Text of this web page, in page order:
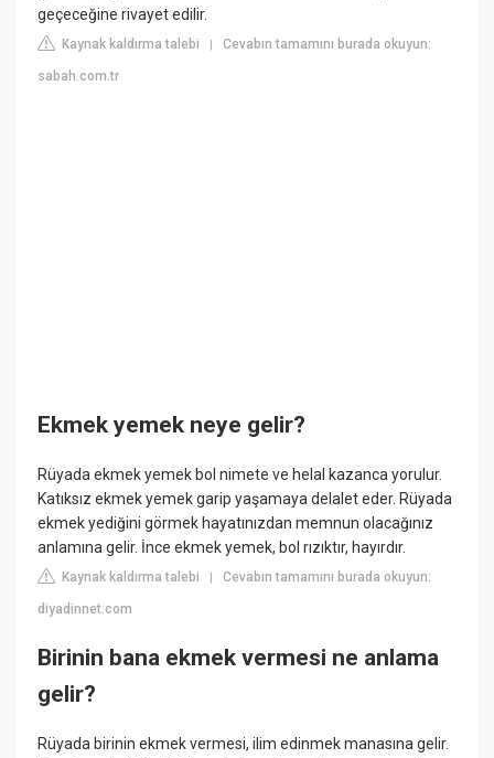
geçeceğine rivayet edilir.
Kaynak kaldırma talebi |Cevabın tamamını burada okuyun:
sabah.com.tr
Ekmek yemek neye gelir?
Rüyada ekmek yemek bol nimete ve helal kazanca yorulur.
Katıksız ekmek yemek garip yaşamaya delalet eder. Rüyada
ekmek yediğini görmek hayatınızdan memnun olacağınız
anlamına gelir. İnce ekmek yemek, bol rızıktır, hayırdır.
Kaynak kaldırma talebi |Cevabın tamamını burada okuyun:
diyadinnet.com
Birinin bana ekmek vermesi ne anlama
gelir?
Rüyada birinin ekmek vermesi, ilim edinmek manasına gelir.